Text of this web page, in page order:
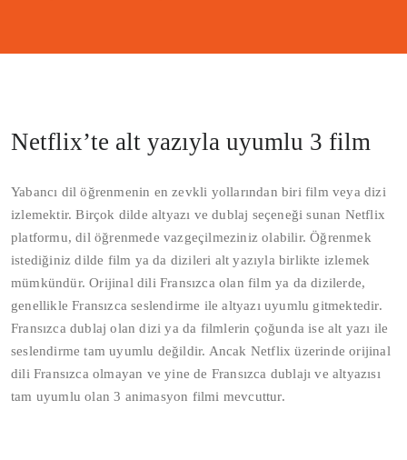
Netflix’te alt yazıyla uyumlu 3 film
Yabancı dil öğrenmenin en zevkli yollarından biri film veya dizi
izlemektir. Birçok dilde altyazı ve dublaj seçeneği sunan Netflix
platformu, dil öğrenmede vazgeçilmeziniz olabilir. Öğrenmek
istediğiniz dilde film ya da dizileri alt yazıyla birlikte izlemek
mümkündür. Orijinal dili Fransızca olan film ya da dizilerde,
genellikle Fransızca seslendirme ile altyazı uyumlu gitmektedir.
Fransızca dublaj olan dizi ya da filmlerin çoğunda ise alt yazı ile
seslendirme tam uyumlu değildir. Ancak Netflix üzerinde orijinal
dili Fransızca olmayan ve yine de Fransızca dublajı ve altyazısı
tam uyumlu olan 3 animasyon filmi mevcuttur.